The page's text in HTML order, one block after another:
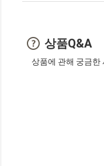
상품Q&A
상품에 관해 궁금한